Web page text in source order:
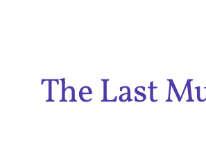
The Last